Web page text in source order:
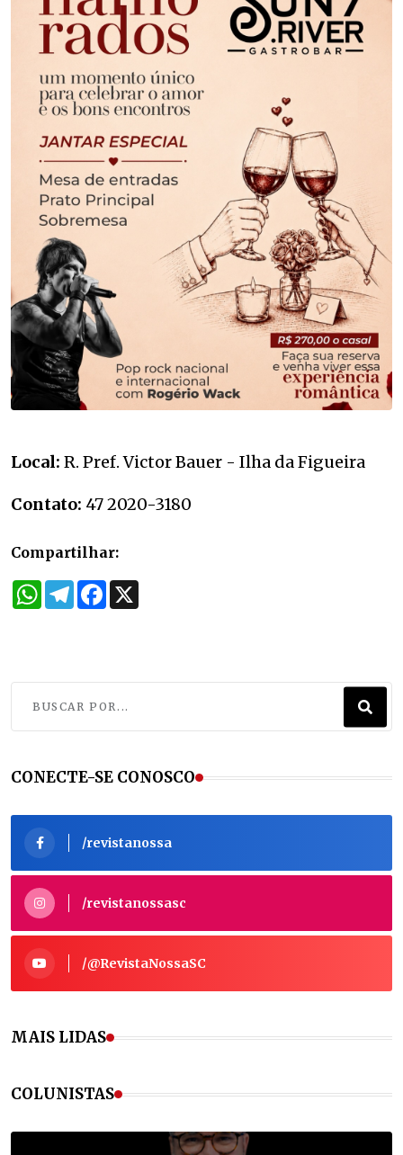
Local: R. Pref. Victor Bauer - Ilha da Figueira
Contato: 47 2020-3180
Compartilhar:
WhatsApp
TelegramFacebook
CONECTE-SE CONOSCO
/revistanossa
/revistanossasc
/@RevistaNossaSC
MAIS LIDAS
COLUNISTAS